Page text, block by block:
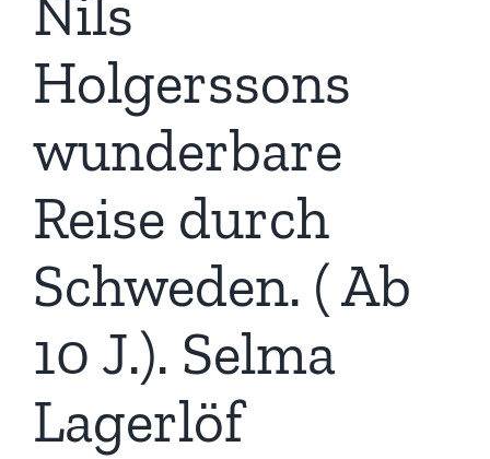
Nils
Holgerssons
wunderbare
Reise durch
Schweden. ( Ab
10 J.). Selma
Lagerlöf